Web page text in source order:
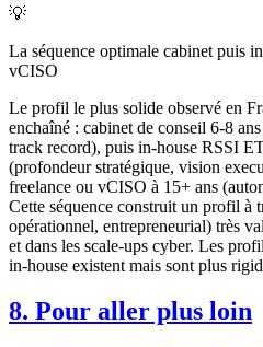
💡
La séquence optimale cabinet puis
vCISO
Le profil le plus solide observé en
enchaîné : cabinet de conseil 6-8
track record), puis in-house RSSI
(profondeur stratégique, vision
freelance ou vCISO à 15+ ans
Cette séquence construit un profil à
opérationnel, entrepreneurial) très
et dans les scale-ups cyber. Les
in-house existent mais sont plus
8. Pour aller plus loin